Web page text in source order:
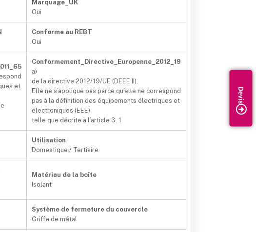
Marquage_UK
Oui
Conforme au REBT
Oui
et
Conformement_Directive_Europenne_2012_19
a)
de la directive 2012/19/UE (DEEE II).
Elle ne s’applique pas parce qu’elle ne correspond
pas à la définition des équipements électriques et
électroniques (EEE)
telle que décrite à l’article 3. 1
Utilisation
Domestique / Tertiaire
Matériau de la boîte
Isolant
Système de fermeture du couvercle
Griffe de métal